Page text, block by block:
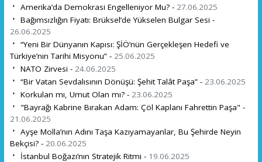
Amerika’da Demokrasi Engelleniyor Mu? - 27.06.2025
Bağımsızlığın Fiyatı: Brüksel’de Yükselen Bulgar Sesi -
26.06.2025
“Yeni Bir Dünyanın Kapısı: ŞİÖ’nün Gerçekleşen Hedefi ve
Türkiye’nin Tarihi Misyonu” - 25.06.2025
NATO Zirvesi - 24.06.2025
“Bir Vatan Sevdalısının Dönüşü: Şehit Talât Paşa” - 23.06.2025
Korkulan mı, Umut Olan mı? - 23.06.2025
"Bayrağı Kabrine Bırakan Adam: Çöl Kaplanı Fahrettin Paşa" -
21.06.2025
Ayşe Molla’nın Adını Taşa Kazıyamayanlar, Bu Şehirde Neyin
Bekçisi? - 20.06.2025
İstanbul Boğazı’nın Stratejik Ritmi - 19.06.2025